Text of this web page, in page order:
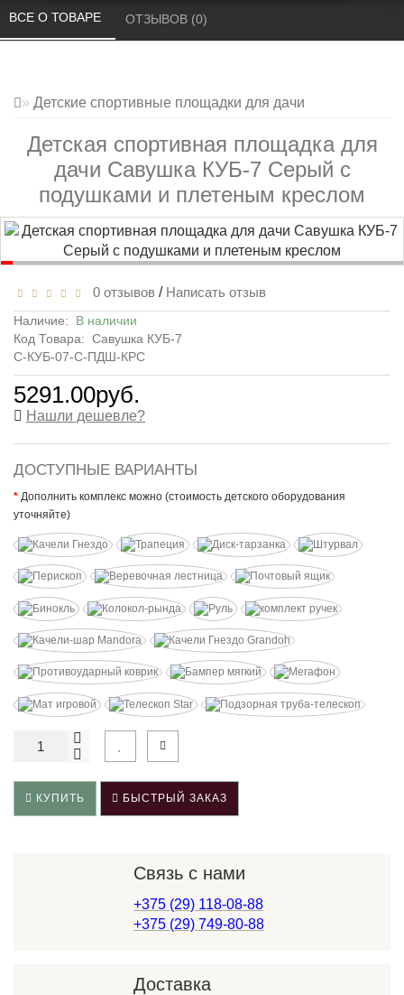
Детские спортивные площадки для дачи
Детская спортивная площадка для
дачи Савушка КУБ-7 Серый с
подушками и плетеным креслом
ВСЕ О ТОВАРЕ ОТЗЫВОВ (0)
0 отзывов / Написать отзыв
Наличие: В наличии
Код Товара: Савушка КУБ-7
С-КУБ-07-С-ПДШ-КРС
5291.00руб.
Нашли дешевле?
ДОСТУПНЫЕ ВАРИАНТЫ
Дополнить комплекс можно (стоимость детского оборудования
уточняйте)
КУПИТЬ БЫСТРЫЙ ЗАКАЗ
Связь с нами
+375 (29) 118-08-88
+375 (29) 749-80-88
Доставка